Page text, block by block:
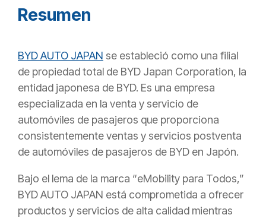
Resumen
BYD AUTO JAPAN se estableció como una filial
de propiedad total de BYD Japan Corporation, la
entidad japonesa de BYD. Es una empresa
especializada en la venta y servicio de
automóviles de pasajeros que proporciona
consistentemente ventas y servicios postventa
de automóviles de pasajeros de BYD en Japón.
Bajo el lema de la marca “eMobility para Todos,”
BYD AUTO JAPAN está comprometida a ofrecer
productos y servicios de alta calidad mientras